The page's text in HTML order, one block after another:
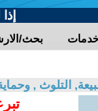
بحث/
التلوث ,